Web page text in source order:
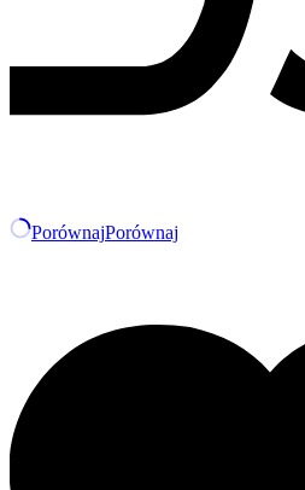
PorównajPorównaj